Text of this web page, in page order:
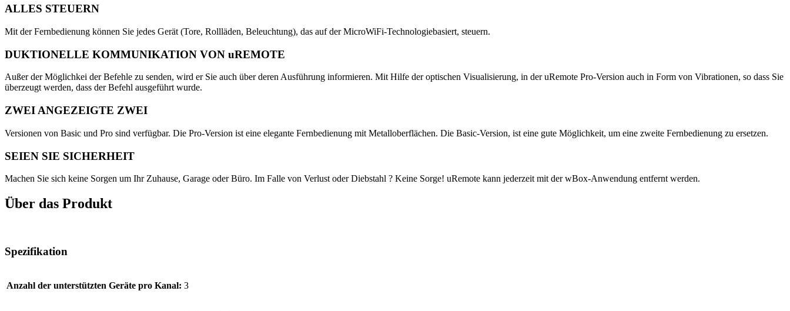
ALLES STEUERN
Mit der Fernbedienung können Sie jedes Gerät (Tore, Rollläden, Beleuchtung), das auf der MicroWiFi-Technologiebasiert, steuern.
DUKTIONELLE KOMMUNIKATION VON uREMOTE
Außer der Möglichkei der Befehle zu senden, wird er Sie auch über deren Ausführung informieren. Mit Hilfe der optischen Visualisierung, in der uRemote Pro-Version auch in Form von Vibrationen, so dass Sie
überzeugt werden, dass der Befehl ausgeführt wurde.
ZWEI ANGEZEIGTE ZWEI
Versionen von Basic und Pro sind verfügbar. Die Pro-Version ist eine elegante Fernbedienung mit Metalloberflächen. Die Basic-Version, ist eine gute Möglichkeit, um eine zweite Fernbedienung zu ersetzen.
SEIEN SIE SICHERHEIT
Machen Sie sich keine Sorgen um Ihr Zuhause, Garage oder Büro. Im Falle von Verlust oder Diebstahl ? Keine Sorge! uRemote kann jederzeit mit der wBox-Anwendung entfernt werden.
Über das Produkt
Spezifikation
Anzahl der unterstützten Geräte pro Kanal: 3